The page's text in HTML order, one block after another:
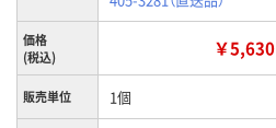
価格
(税込)
￥5,630
販売単位 1個